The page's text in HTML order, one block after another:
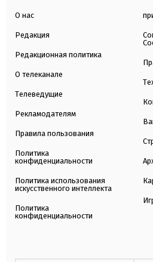
О нас
Редакция
Редакционная политика
О телеканале
Телеведущие
Рекламодателям
Правила пользования
Политика
конфиденциальности
Политика использования
искусственного интеллекта
Политика
конфиденциальности